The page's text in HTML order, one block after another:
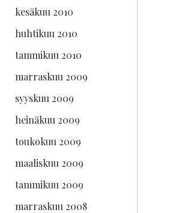
kesäkuu 2010
huhtikuu 2010
tammikuu 2010
marraskuu 2009
syyskuu 2009
heinäkuu 2009
toukokuu 2009
maaliskuu 2009
tammikuu 2009
marraskuu 2008